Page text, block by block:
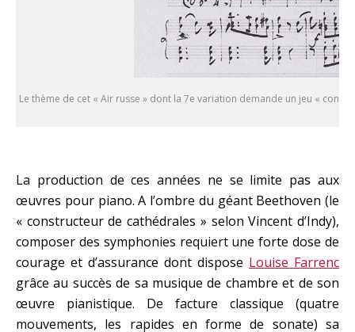
Le thème de cet « Air russe » dont la 7e variation demande un jeu « con
La production de ces années ne se limite pas aux
œuvres pour piano. A l’ombre du géant Beethoven (le
« constructeur de cathédrales » selon Vincent d’Indy),
composer des symphonies requiert une forte dose de
courage et d’assurance dont dispose Louise Farrenc
grâce au succès de sa musique de chambre et de son
œuvre pianistique. De facture classique (quatre
mouvements, les rapides en forme de sonate) sa